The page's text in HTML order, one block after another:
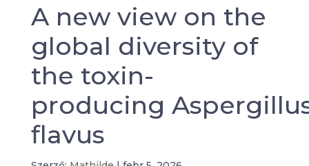
A new view on the
global diversity of
the toxin-
producing
flavus